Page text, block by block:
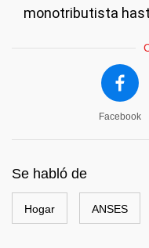
monotributista
Facebook
Se habló de
Hogar ANSES